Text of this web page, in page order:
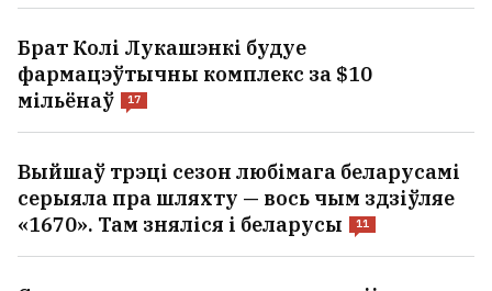
Брат Колі Лукашэнкі будуе
фармацэўтычны комплекс за $10
мільёнаў
17
Выйшаў трэці сезон любімага беларусамі
серыяла пра шляхту — вось чым здзіўляе
«1670». Там зняліся і беларусы
11